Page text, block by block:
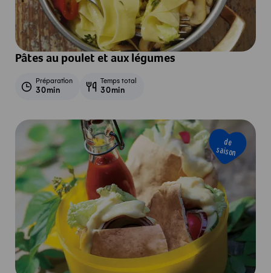
Pâtes au poulet et aux légumes
Préparation
30min
Temps total
30min
de
saison